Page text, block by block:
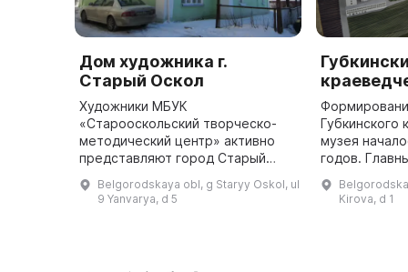
Дом художника г.
Старый Оскол
Художники МБУК
«Старооскольский творческо-
методический центр» активно
представляют город Старый
всероссийских и региональных
фестивалях и конкурсах. В
Belgorodskaya obl, g Staryy Oskol, ul
9 Yanvarya, d 5
Губкинского
музея
годов.
Борисов
минералы и
Kirova, d 1